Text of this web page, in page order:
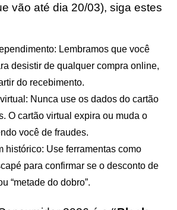
vão até dia 20/03), siga estes
Lembramos que você
desistir de qualquer compra online,
do recebimento.
Nunca use os dados do cartão
O cartão virtual expira ou muda o
você de fraudes.
histórico: Use ferramentas como
para confirmar se o desconto de
“metade do dobro”.